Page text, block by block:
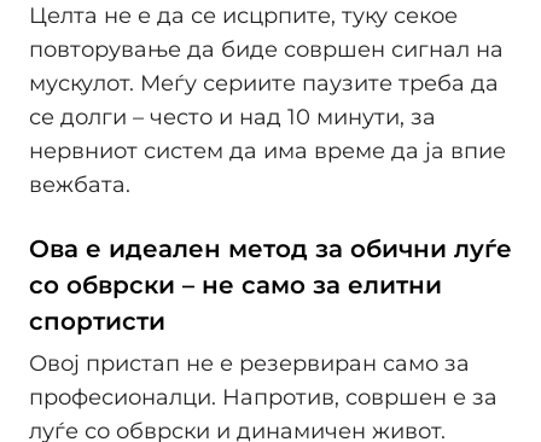
Целта не е да се исцрпите, туку секое
повторување да биде совршен сигнал на
мускулот. Меѓу сериите паузите треба да
се долги – често и над 10 минути, за
нервниот систем да има време да ја впие
вежбата.
Ова е идеален метод за обични луѓе
со обврски – не само за елитни
спортисти
Овој пристап не е резервиран само за
професионалци. Напротив, совршен е за
луѓе со обврски и динамичен живот.